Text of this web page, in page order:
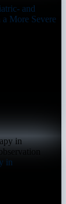
and
More Severe
in